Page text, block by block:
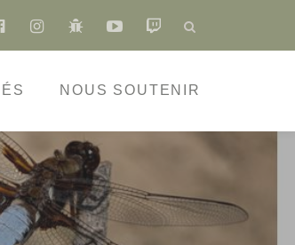
fa-
instagram
fa-
bug
fa-
youtube-
fa-
twitch
NOUS SOUTENIR